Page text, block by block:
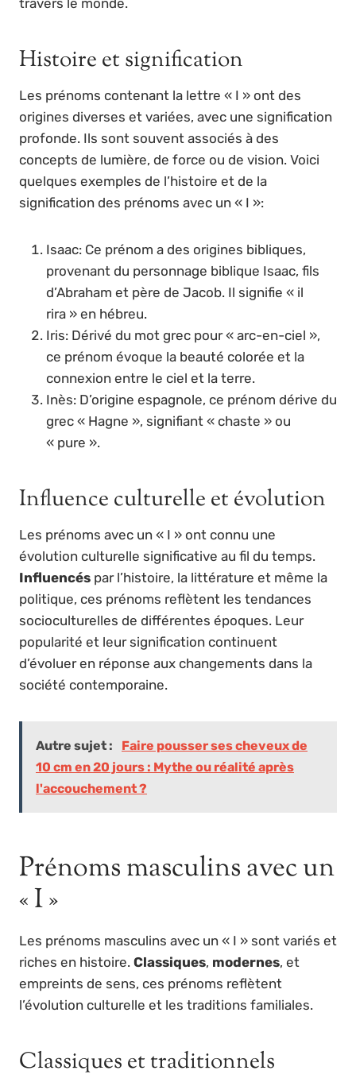
Histoire et signification
Les prénoms contenant la lettre « I » ont des
origines diverses et variées, avec une signification
profonde. Ils sont souvent associés à des
concepts de lumière, de force ou de vision. Voici
quelques exemples de l’histoire et de la
signification des prénoms avec un « I »:
Isaac: Ce prénom a des origines bibliques,
provenant du personnage biblique Isaac, fils
d’Abraham et père de Jacob. Il signifie « il
rira » en hébreu.
Iris: Dérivé du mot grec pour « arc-en-ciel »,
ce prénom évoque la beauté colorée et la
connexion entre le ciel et la terre.
Inès: D’origine espagnole, ce prénom dérive du
grec « Hagne », signifiant « chaste » ou
« pure ».
Influence culturelle et évolution
Les prénoms avec un « I » ont connu une
évolution culturelle significative au fil du temps.
Influencés par l’histoire, la littérature et même la
politique, ces prénoms reflètent les tendances
socioculturelles de différentes époques. Leur
popularité et leur signification continuent
d’évoluer en réponse aux changements dans la
société contemporaine.
Autre sujet :
Faire pousser ses cheveux de
10 cm en 20 jours : Mythe ou réalité après
l'accouchement ?
Prénoms masculins avec un
« I »
Les prénoms masculins avec un « I » sont variés et
riches en histoire. Classiques, modernes, et
empreints de sens, ces prénoms reflètent
l’évolution culturelle et les traditions familiales.
Classiques et traditionnels